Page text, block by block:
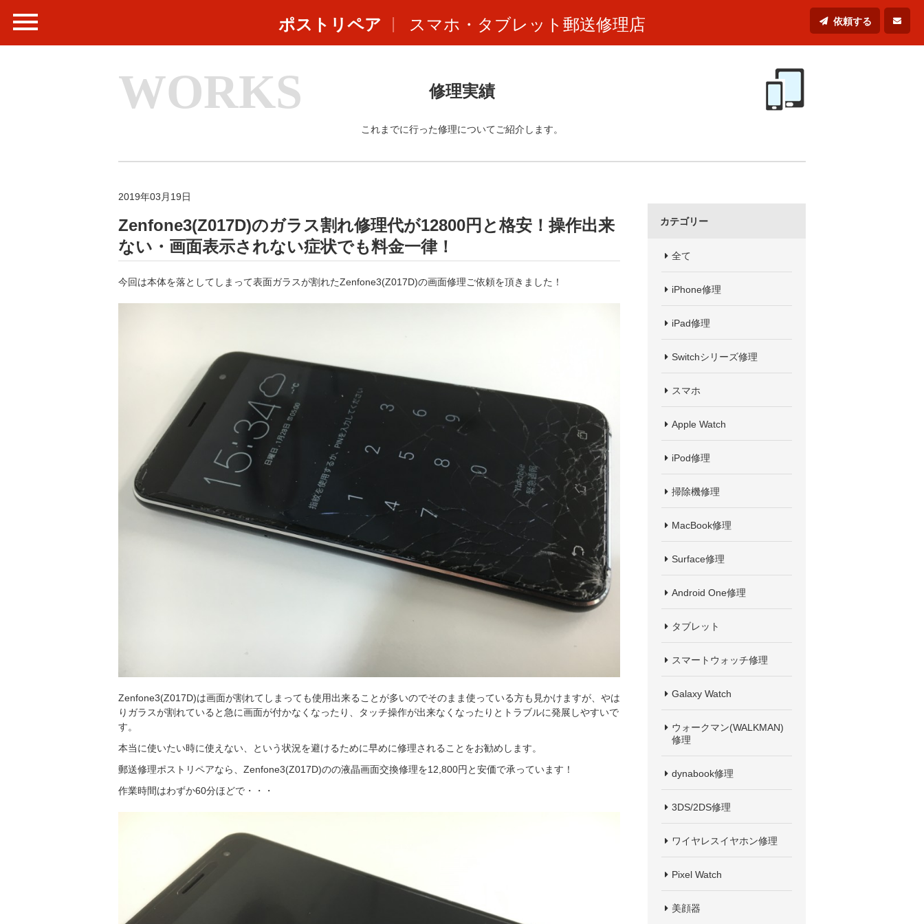
ポストリペア スマホ・タブレット郵送修理店 依頼する
WORKS 修理実績
これまでに行った修理についてご紹介します。
2019年03月19日
Zenfone3(Z017D)のガラス割れ修理代が12800円と格安！操作出来
ない・画面表示されない症状でも料金一律！
今回は本体を落としてしまって表面ガラスが割れたZenfone3(Z017D)の画面修理ご依頼を頂きました！
Zenfone3(Z017D)は画面が割れてしまっても使用出来ることが多いのでそのまま使っている方も見かけますが、やは
りガラスが割れていると急に画面が付かなくなったり、タッチ操作が出来なくなったりとトラブルに発展しやすいで
す。
本当に使いたい時に使えない、という状況を避けるために早めに修理されることをお勧めします。
郵送修理ポストリペアなら、Zenfone3(Z017D)のの液晶画面交換修理を12,800円と安価で承っています！
作業時間はわずか60分ほどで・・・
カテゴリー
全て
iPhone修理
iPad修理
Switchシリーズ修理
スマホ
Apple Watch
iPod修理
掃除機修理
MacBook修理
Surface修理
Android One修理
タブレット
スマートウォッチ修理
Galaxy Watch
ウォークマン(WALKMAN)
修理
dynabook修理
3DS/2DS修理
ワイヤレスイヤホン修理
Pixel Watch
美顔器